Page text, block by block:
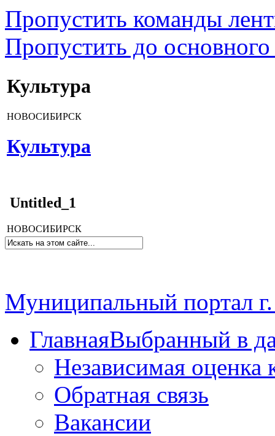
Пропустить команды
Пропустить до основного
Культура
НОВОСИБИРСК
Культура
Untitled_1
НОВОСИБИРСК
Муниципальный портал
ГлавнаяВыбранный в
Независимая оценка
Обратная связь
Вакансии